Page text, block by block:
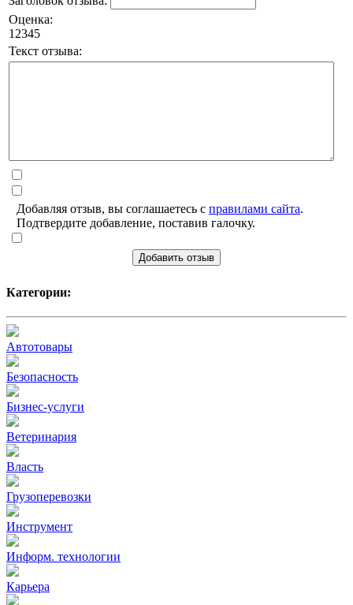
Оценка:
1 2345
Текст отзыва:
Добавляя отзыв, вы соглашаетесь с правилами сайта.
Подтвердите добавление, поставив галочку.
Добавить отзыв
Категории:
Автотовары
Безопасность
Бизнес-услуги
Ветеринария
Власть
Грузоперевозки
Инструмент
Информ. технологии
Карьера